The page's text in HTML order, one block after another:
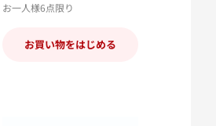
お一人様6点限り
お買い物をはじめる